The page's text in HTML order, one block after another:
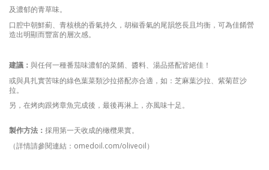
及濃郁的青草味。
口腔中朝鮮薊、青核桃的香氣持久，胡椒香氣的尾韻悠長且均衡，可為佳餚營
造出明顯而豐富的層次感。
建議： 與任何一種番茄味濃郁的菜餚、醬料、湯品搭配皆絕佳！
或與具扎實苦味的綠色葉菜類沙拉搭配亦合適，如：芝麻葉沙拉、紫菊苣沙
拉。
另，在烤肉跟烤章魚完成後，最後再淋上，亦風味十足。
製作方法： 採用第一天收成的橄欖果實。
（詳情請參閱連結： omedoil.com/oliveoil）